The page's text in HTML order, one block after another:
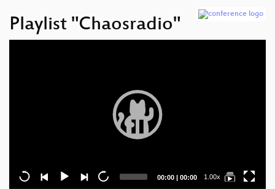
Playlist "Chaosradio"
Current
00:00 | Total
00:00 1.00x